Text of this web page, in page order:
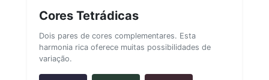
Cores Tetrádicas
Dois pares de cores complementares. Esta
harmonia rica oferece muitas possibilidades de
variação.